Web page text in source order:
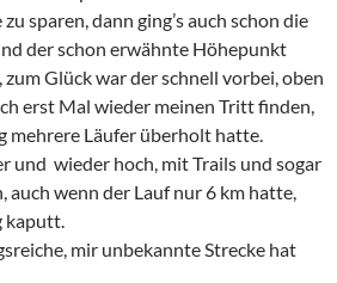
sparen, dann ging’s auch schon die
der schon erwähnte Höhepunkt
zum Glück war der schnell vorbei, oben
erst Mal wieder meinen Tritt finden,
mehrere Läufer überholt hatte.
und wieder hoch, mit Trails und sogar
auch wenn der Lauf nur 6 km hatte,
kaputt.
mir unbekannte Strecke hat